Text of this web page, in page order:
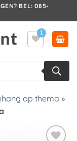
BEL: 085-
op thema »